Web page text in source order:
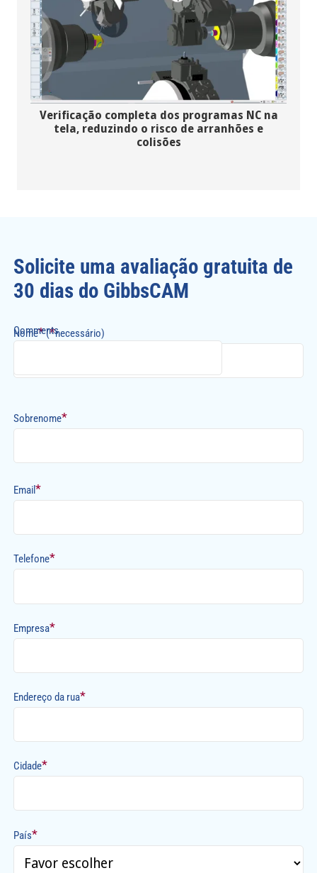
Verificação completa dos programas NC na
tela, reduzindo o risco de arranhões e
colisões
Solicite uma avaliação gratuita de
30 dias do GibbsCAM
Comments
Nome*(*necessário)
Sobrenome*
Email*
Telefone*
Empresa*
Endereço da rua*
Cidade*
País*